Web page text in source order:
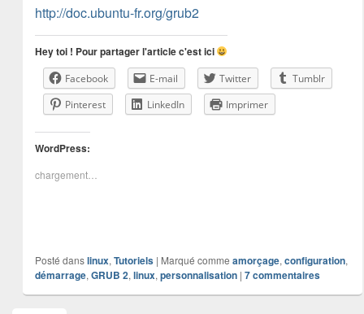
http://doc.ubuntu-fr.org/grub2
Hey toi ! Pour partager l'article c'est ici
Facebook E-mail Twitter
Tumblr
Pinterest
LinkedIn Imprimer
WordPress:
chargement…
Posté dans linux, Tutoriels | Marqué comme amorçage, configuration,
démarrage, GRUB 2, linux, personnalisation | 7commentaires